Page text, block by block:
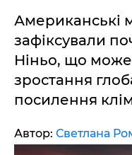
Американські
зафіксували
Ніньо, що
зростання
посилення
Автор: Светлана